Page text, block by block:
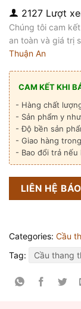
2127 Lượt
Chúng tôi cam
an toàn và giá trị
Thuận An
CAM KẾT KHI
- Hàng chất
- Sản phẩm y
- Độ bền sản
- Giao hàng
- Bao đổi trả nếu
LIÊN HỆ
Categories: Cầu
Tag:
Cầu thang